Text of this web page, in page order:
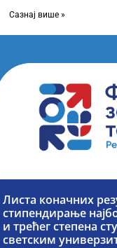
каналу
Сазнај више »
Листа коначних
стипендирање
и трећег степена
светским